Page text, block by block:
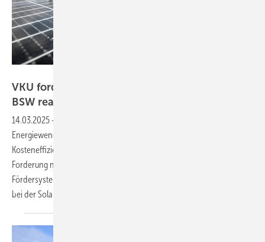
VKU fordert Neustart für die Energiewende,
BSW reagiert mit
14.03.2025 -
Energiewende. Nötig sei eine Neujustierung mit dem Fokus auf
Kosteneffizienz. In der Solarbranche stößt unter anderem die
Forderung nach einem disruptiven Ausstieg aus dem EEG-
Fördersystem auf Kritik. Die Folge wäre ein erheblicher Markteinbruch
bei derSolartechnik.